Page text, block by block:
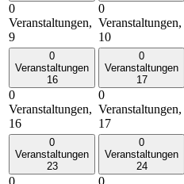
0
Veranstaltungen,
9
0
Veranstaltungen,
10
0
Veranstaltungen
16
0
Veranstaltungen,
16
0
Veranstaltungen
17
0
Veranstaltungen,
17
0
Veranstaltungen
23
0
0
Veranstaltungen
24
0